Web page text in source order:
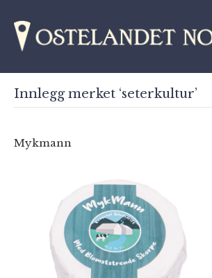
Innlegg merket ‘seterkultur’
Mykmann